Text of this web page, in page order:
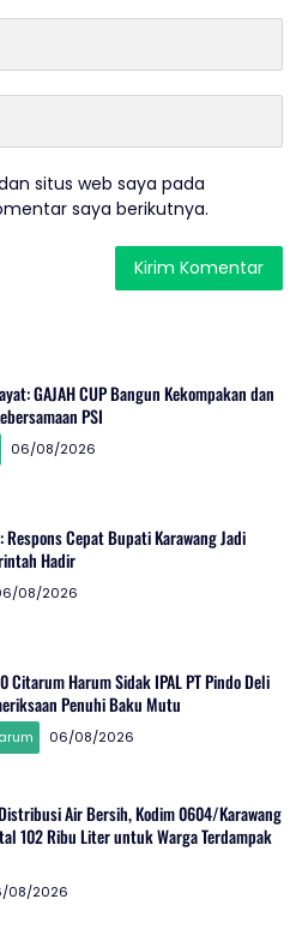
situs web saya pada
saya berikutnya.
GAJAH CUP Bangun Kekompakan dan
PSI
06/08/2026
Cepat Bupati Karawang Jadi
Hadir
08/2026
Citarum Harum Sidak IPAL PT Pindo Deli
Penuhi Baku Mutu
06/08/2026
Air Bersih, Kodim 0604/Karawang
102 Ribu Liter untuk Warga Terdampak
08/2026